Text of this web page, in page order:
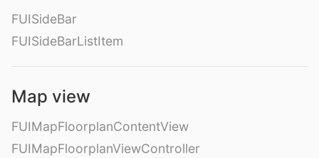
FUISideBar
FUISideBarListItem
Map view
FUIMapFloorplanContentView
FUIMapFloorplanViewController